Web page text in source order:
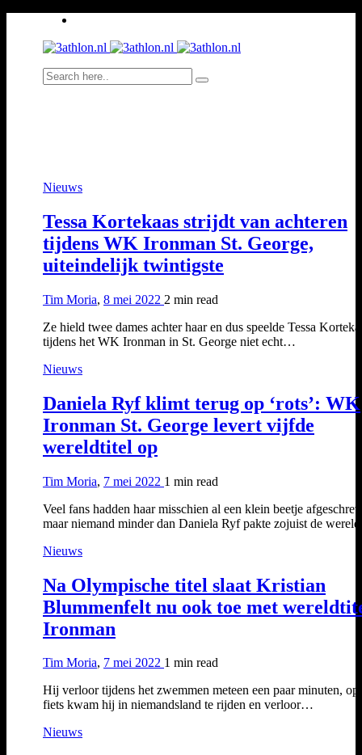
Nieuws
Tessa Kortekaas strijdt van achteren
tijdens WK Ironman St. George,
uiteindelijk twintigste
Tim Moria, 8 mei 2022 2 min read
Ze hield twee dames achter haar en dus speelde Tessa
tijdens het WK Ironman in St. George niet echt…
Nieuws
Daniela Ryf klimt terug op ‘rots’: WK
Ironman St. George levert vijfde
wereldtitel op
Tim Moria, 7 mei 2022 1 min read
Veel fans hadden haar misschien al een klein beetje
maar niemand minder dan Daniela Ryf pakte zojuist de
Nieuws
Na Olympische titel slaat Kristian
Blummenfelt nu ook toe met
Ironman
Tim Moria, 7 mei 2022 1 min read
Hij verloor tijdens het zwemmen meteen een paar minuten, op
fiets kwam hij in niemandsland te rijden en verloor…
Nieuws